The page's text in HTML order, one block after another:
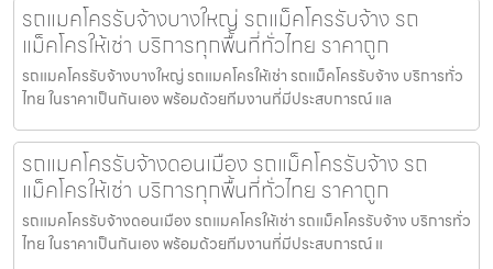
รถแมคโครรับจ้างบางใหญ่ รถแม็คโครรับจ้าง รถ
แม็คโครให้เช่า บริการทุกพื้นที่ทั่วไทย ราคาถูก
รถแมคโครรับจ้างบางใหญ่ รถแมคโครให้เช่า รถแม็คโครรับจ้าง บริการทั่ว
ไทย ในราคาเป็นกันเอง พร้อมด้วยทีมงานที่มีประสบการณ์ แล
รถแมคโครรับจ้างดอนเมือง รถแม็คโครรับจ้าง รถ
แม็คโครให้เช่า บริการทุกพื้นที่ทั่วไทย ราคาถูก
รถแมคโครรับจ้างดอนเมือง รถแมคโครให้เช่า รถแม็คโครรับจ้าง บริการทั่ว
ไทย ในราคาเป็นกันเอง พร้อมด้วยทีมงานที่มีประสบการณ์ แ